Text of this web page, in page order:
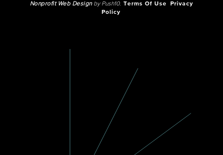
Nonprofit Web Designby Push10. Terms Of Use
Privacy
Policy